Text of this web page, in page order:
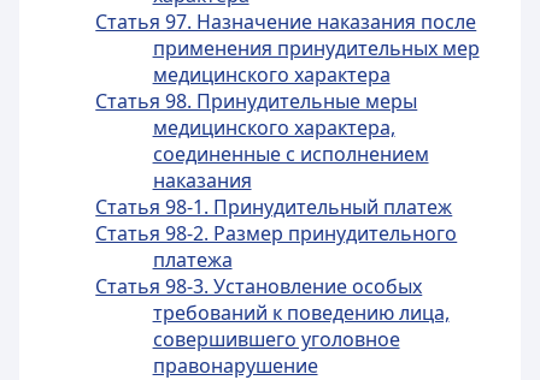
Статья 97. Назначение наказания после
применения принудительных мер
медицинского характера
Статья 98. Принудительные меры
медицинского характера,
соединенные с исполнением
наказания
Статья 98-1. Принудительный платеж
Статья 98-2. Размер принудительного
платежа
Статья 98-3. Установление особых
требований к поведению лица,
совершившего уголовное
правонарушение